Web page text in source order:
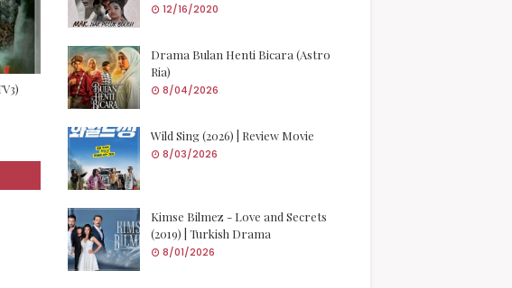
12/16/2020
Drama Bulan Henti Bicara (Astro
Ria)
8/04/2026
Wild Sing (2026) | Review Movie
8/03/2026
Kimse Bilmez - Love and Secrets
(2019) | Turkish Drama
8/01/2026